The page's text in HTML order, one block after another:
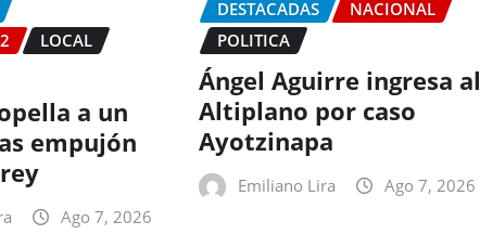
LOCAL
a un
empujón
Ago 7, 2026
DESTACADAS
NACIONAL
POLITICA
Ángel Aguirre ingresa al
Altiplano por caso
Ayotzinapa
Emiliano Lira Ago 7, 2026